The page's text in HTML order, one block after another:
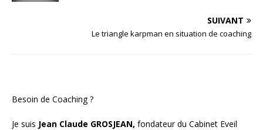
SUIVANT
Le triangle karpman en situation de coaching
Besoin de Coaching ?
Je suis Jean Claude GROSJEAN, fondateur du Cabinet Eveil